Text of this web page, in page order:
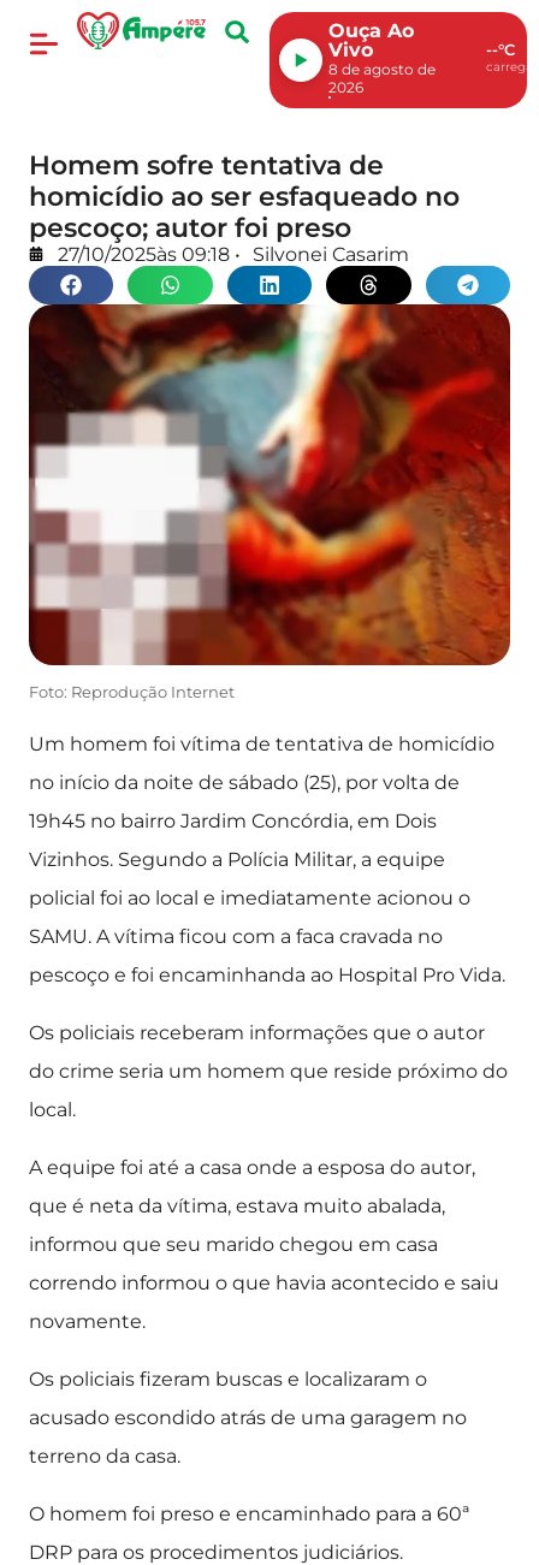
Ouça Ao
Vivo
8 de agosto de
2026
--°C
Homem sofre tentativa de
homicídio ao ser esfaqueado no
pescoço; autor foi preso
27/10/2025às 09:18 • Silvonei Casarim
Foto: Reprodução Internet
Um homem foi vítima de tentativa de homicídio
no início da noite de sábado (25), por volta de
19h45 no bairro Jardim Concórdia, em Dois
Vizinhos. Segundo a Polícia Militar, a equipe
policial foi ao local e imediatamente acionou o
SAMU. A vítima ficou com a faca cravada no
pescoço e foi encaminhanda ao Hospital Pro Vida.
Os policiais receberam informações que o autor
do crime seria um homem que reside próximo do
local.
A equipe foi até a casa onde a esposa do autor,
que é neta da vítima, estava muito abalada,
informou que seu marido chegou em casa
correndo informou o que havia acontecido e saiu
novamente.
Os policiais fizeram buscas e localizaram o
acusado escondido atrás de uma garagem no
terreno da casa.
O homem foi preso e encaminhado para a 60ª
DRP para os procedimentos judiciários.